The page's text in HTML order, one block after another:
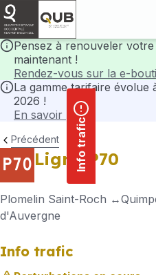
principal
Pensez à renouveler
maintenant !
Rendez-vous sur la e-
La gamme tarifaire évolue
2026 !
En savoir plus
Info trafic
Précédent
Ligne P70
Plomelin Saint-Roch
d'Auvergne
Info trafic
Panneau de gestion des